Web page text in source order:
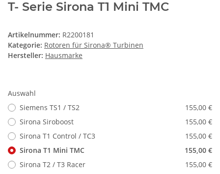
T- Serie Sirona T1 Mini TMC
Artikelnummer: R2200181
Kategorie: Rotoren für Sirona® Turbinen
Hersteller: Hausmarke
Auswahl
Siemens TS1 / TS2
155,00 €
Sirona Siroboost
155,00 €
Sirona T1 Control / TC3
155,00 €
Sirona T1 Mini TMC
155,00 €
Sirona T2 / T3 Racer
155,00 €